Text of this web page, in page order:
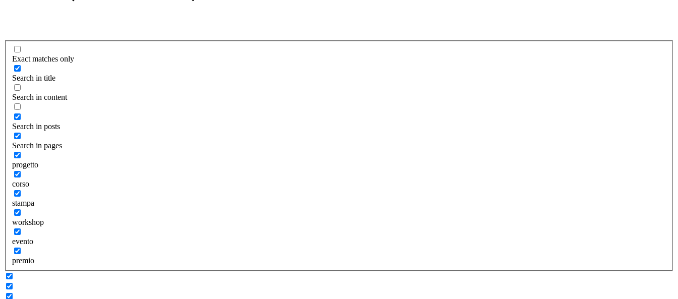
Exact matches only
Search in title
Search in content
Search in posts
Search in pages
progetto
corso
stampa
workshop
evento
premio